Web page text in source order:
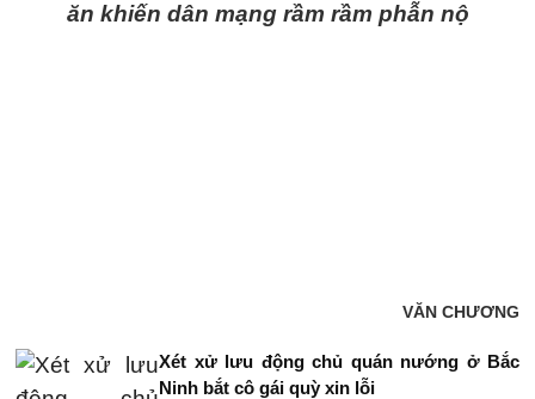
ăn khiến dân mạng rầm rầm phẫn nộ
VĂN CHƯƠNG
Xét xử lưu động chủ quán nướng ở Bắc
Ninh bắt cô gái quỳ xin lỗi